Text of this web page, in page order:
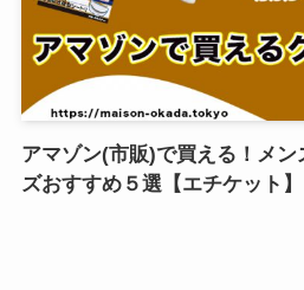
アマゾン(市販)で買える！メ
ズおすすめ５選【エチケット】